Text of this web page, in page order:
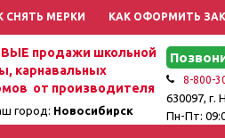
СНЯТЬ МЕРКИ КАК ОФОРМИТЬ
продажи школьной
карнавальных
от производителя
город: Новосибирск
8-800-
630097, г.
Пн-Пт: